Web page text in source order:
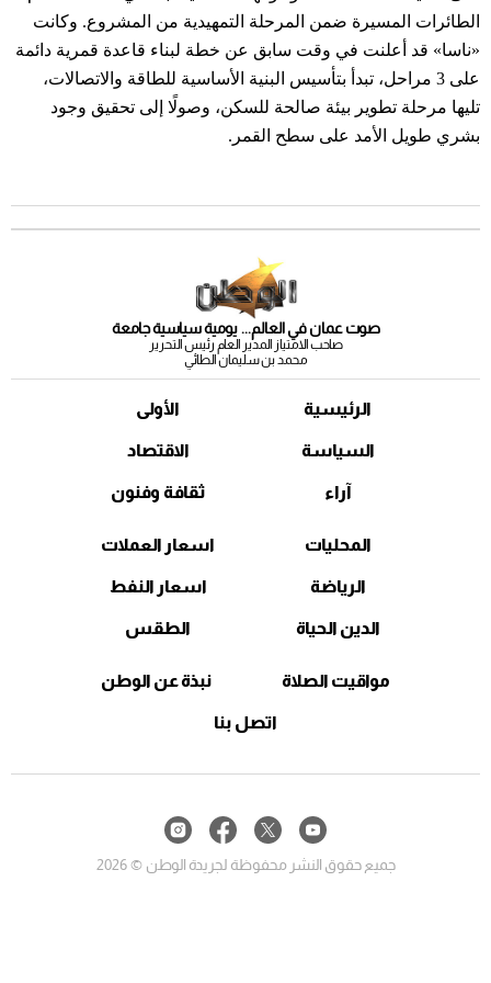
الطائرات المسيرة ضمن المرحلة التمهيدية من المشروع. وكانت
«ناسا» قد أعلنت في وقت سابق عن خطة لبناء قاعدة قمرية دائمة
على 3 مراحل، تبدأ بتأسيس البنية الأساسية للطاقة والاتصالات،
تليها مرحلة تطوير بيئة صالحة للسكن، وصولًا إلى تحقيق وجود
بشري طويل الأمد على سطح القمر.
صوت عمان في العالم... يومية سياسية جامعة
صاحب الامتياز المدير العام رئيس التحرير
محمد بن سليمان الطائي
الرئيسية
السياسة
آراء
الأولى
الاقتصاد
ثقافة وفنون
المحليات
الرياضة
الدين الحياة
اسعار العملات
اسعار النفط
الطقس
مواقيت الصلاة نبذة عن الوطن
اتصل بنا
جميع حقوق النشر محفوظة لجريدة الوطن © 2026